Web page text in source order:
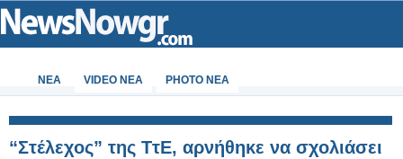
ΝΕΑ VIDEO NEA PHOTO NEA
“Στέλεχος” της ΤτΕ, αρνήθηκε να σχολιάσει